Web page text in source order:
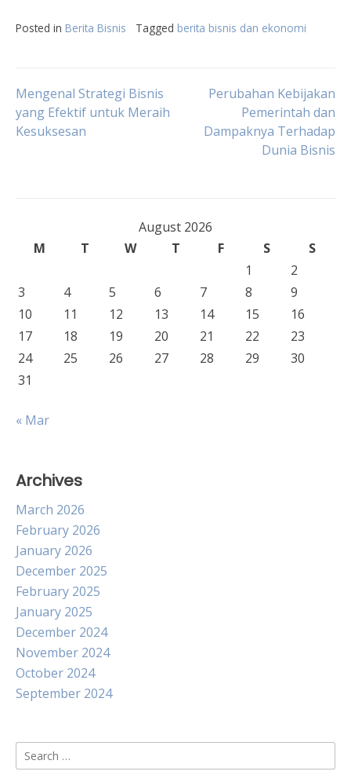
Posted in Berita Bisnis Tagged berita bisnis dan ekonomi
Post
navigation
Mengenal Strategi Bisnis
yang Efektif untuk Meraih
Kesuksesan
Perubahan Kebijakan
Pemerintah dan
Dampaknya Terhadap
Dunia Bisnis
August 2026
M
T W T F S
S
1
2
3
4 5 6 7 8
9
10
11 12 13 14 15
16
17
18 19 20 21 22
23
24
25 26 27 28 29
30
31
« Mar
Archives
March 2026
February 2026
January 2026
December 2025
February 2025
January 2025
December 2024
November 2024
October 2024
September 2024
Search
for: